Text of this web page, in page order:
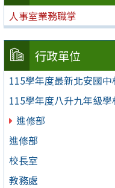
人事室業務職掌
行政單位
115學年度最新北安國
115學年度八升九年級
進修部
進修部
校長室
教務處